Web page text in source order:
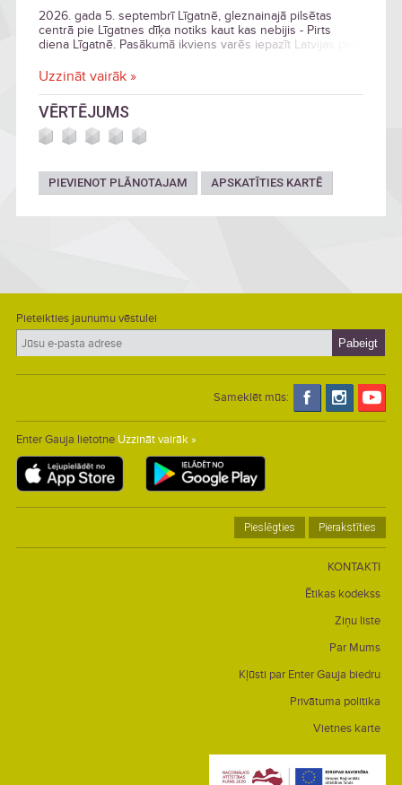
2026. gada 5. septembrī Līgatnē, gleznainajā pilsētas
centrā pie Līgatnes dīķa notiks kaut kas nebijis - Pirts
diena Līgatnē. Pasākumā ikviens varēs iepazīt Latvijas pirts
veldzējošu atpūtu visai ģimenei.
Uzzināt vairāk »
VĒRTĒJUMS
PIEVIENOT PLĀNOTAJAM APSKATĪTIES KARTĒ
Pieteikties jaunumu vēstulei
Sameklēt mūs:
Enter Gauja lietotne Uzzināt vairāk »
Pieslēgties Pierakstīties
KONTAKTI
Ētikas kodekss
Ziņu liste
Par Mums
Kļūsti par Enter Gauja biedru
Privātuma politika
Vietnes karte